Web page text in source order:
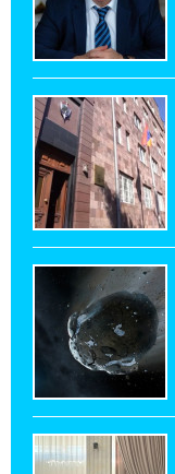
значит сам Геноцид?
ВТБ
10%
приложении
при